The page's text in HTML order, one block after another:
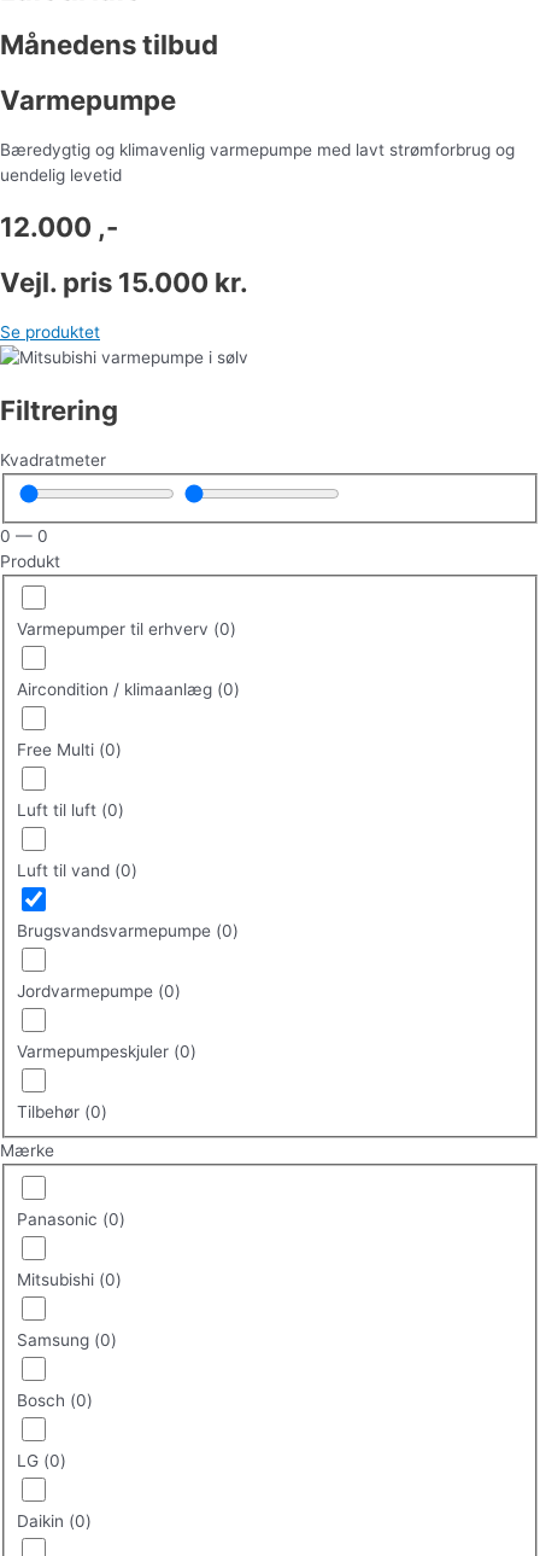
Månedens tilbud
Varmepumpe
Bæredygtig og klimavenlig varmepumpe med lavt strømforbrug og
uendelig levetid
12.000 ,-
Vejl. pris 15.000 kr.
Se produktet
Filtrering
Kvadratmeter
0 — 0
Produkt
Varmepumper til erhverv (0)
Aircondition / klimaanlæg (0)
Free Multi (0)
Luft til luft (0)
Luft til vand (0)
Brugsvandsvarmepumpe (0)
Jordvarmepumpe (0)
Varmepumpeskjuler (0)
Tilbehør (0)
Mærke
Panasonic (0)
Mitsubishi (0)
Samsung (0)
Bosch (0)
LG (0)
Daikin (0)